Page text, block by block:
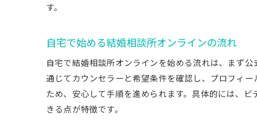
結婚
す。
自宅で始める結婚相談所オンラインの流れ
自宅で結婚相談所オンラインを始める流れは、まず
通じてカウンセラーと希望条件を確認し、プロフィ
ため、安心して手順を進められます。具体的には、
きる点が特徴です。